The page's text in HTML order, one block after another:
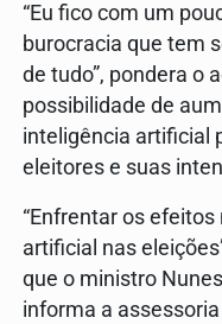
“Eu fico com um
burocracia que tem
de tudo”, pondera o
possibilidade de
inteligência artificial
eleitores e suas
“Enfrentar os
artificial nas
que o ministro
informa a